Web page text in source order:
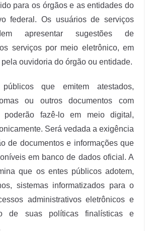
para os órgãos e as entidades do
federal. Os usuários de serviços
apresentar sugestões de
serviços por meio eletrônico, em
ouvidoria do órgão ou entidade.
que emitem atestados,
ou outros documentos com
poderão fazê-lo em meio digital,
Será vedada a exigência
de documentos e informações que
em banco de dados oficial. A
que os entes públicos adotem,
sistemas informatizados para o
administrativos eletrônicos e
de suas políticas finalísticas e